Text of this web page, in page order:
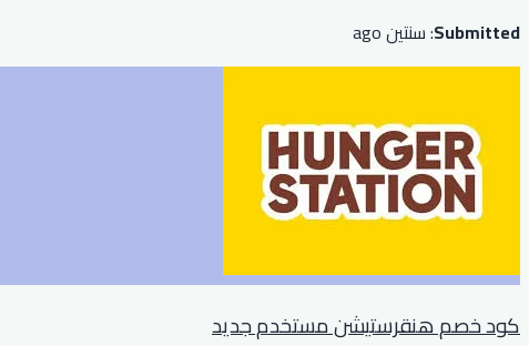
Submitted: سنتين ago
كود خصم هنقرستيشن مستخدم جديد